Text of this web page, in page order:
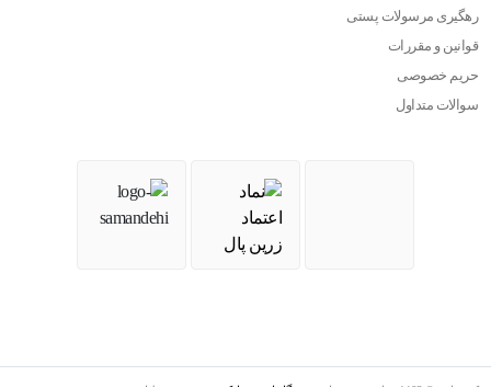
رهگیری مرسولات پستی
قوانین و مقررات
حریم خصوصی
سوالات متداول